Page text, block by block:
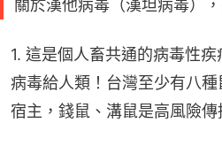
關於漢他病毒（漢坦病毒）
1. 這是個人畜共通的病毒性
病毒給人類！台灣至少有八
宿主，錢鼠、溝鼠是高風險傳